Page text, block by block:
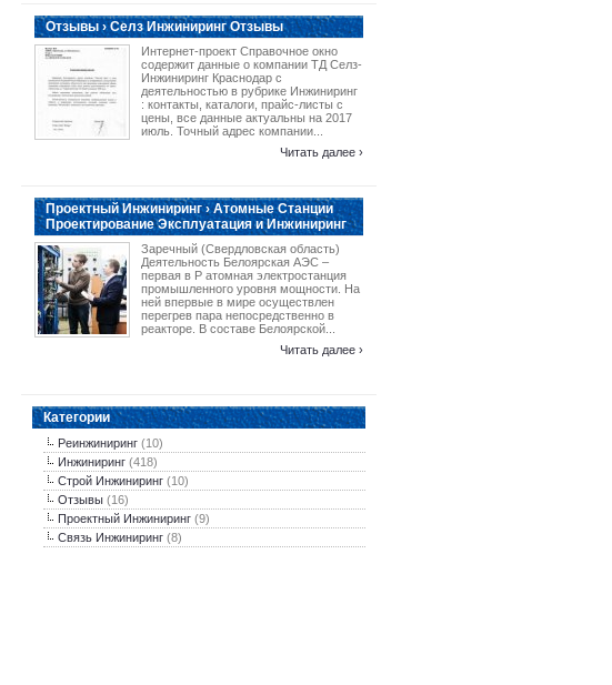
Отзывы › Селз Инжиниринг Отзывы
Интернет-проект Справочное окно
содержит данные о компании ТД Селз-
Инжиниринг Краснодар с
деятельностью в рубрике Инжиниринг
: контакты, каталоги, прайс-листы с
цены, все данные актуальны на 2017
июль. Точный адрес компании...
Читать далее ›
Проектный Инжиниринг › Атомные Станции
Проектирование Эксплуатация и Инжиниринг
Заречный (Свердловская область)
Деятельность Белоярская АЭС –
первая в Р атомная электростанция
промышленного уровня мощности. На
ней впервые в мире осуществлен
перегрев пара непосредственно в
реакторе. В составе Белоярской...
Читать далее ›
Категории
Реинжиниринг (10)
Инжиниринг (418)
Строй Инжиниринг (10)
Отзывы (16)
Проектный Инжиниринг (9)
Связь Инжиниринг (8)